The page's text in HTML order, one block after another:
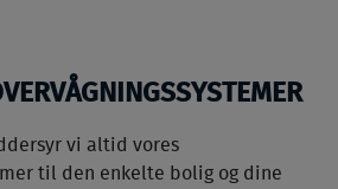
vi altid vores
til den enkelte bolig og dine